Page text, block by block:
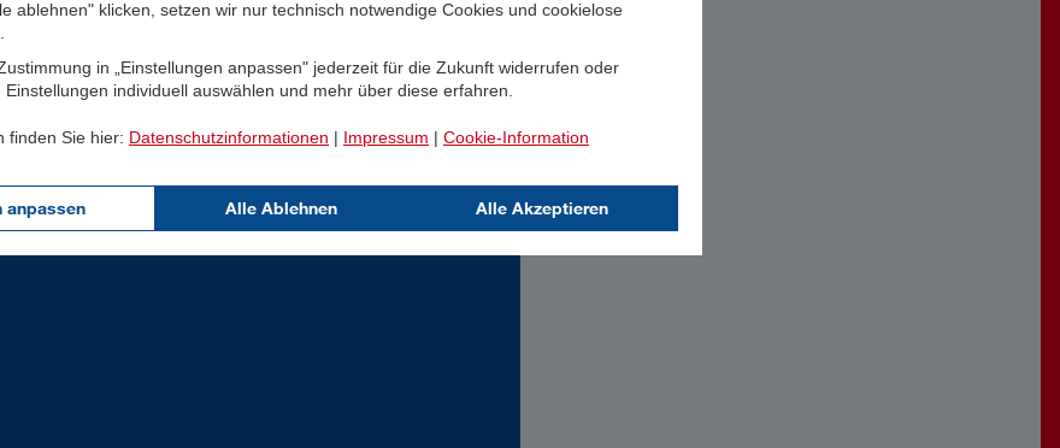
ablehnen" klicken, setzen wir nur technisch notwendige Cookies und cookielose
in „Einstellungen anpassen" jederzeit für die Zukunft widerrufen oder
individuell auswählen und mehr über diese erfahren.
finden Sie hier: Datenschutzinformationen | Impressum | Cookie-Information
anpassen Alle Ablehnen Alle Akzeptieren